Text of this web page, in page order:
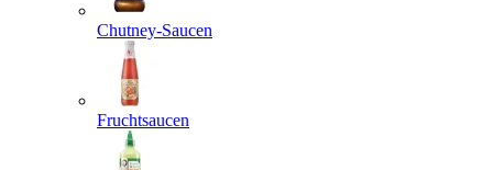
Chutney-Saucen
Fruchtsaucen